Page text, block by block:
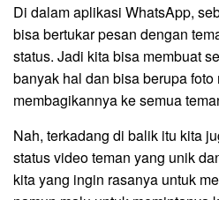
Di dalam aplikasi WhatsApp,
bisa bertukar pesan dengan
status. Jadi kita bisa membuat
banyak hal dan bisa berupa
membagikannya ke semua
Nah, terkadang di balik itu kita
status video teman yang unik
kita yang ingin rasanya untuk